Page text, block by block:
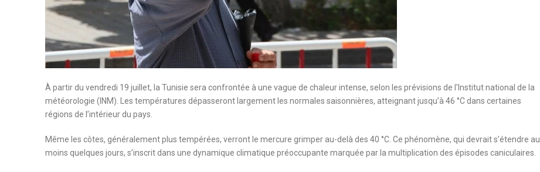
À partir du vendredi 19 juillet, la Tunisie sera confrontée à une vague de chaleur intense, selon les prévisions de l’Institut national de la
météorologie (INM). Les températures dépasseront largement les normales saisonnières, atteignant jusqu’à 46 °C dans certaines
régions de l’intérieur du pays.
Même les côtes, généralement plus tempérées, verront le mercure grimper au-delà des 40 °C. Ce phénomène, qui devrait s’étendre au
moins quelques jours, s’inscrit dans une dynamique climatique préoccupante marquée par la multiplication des épisodes caniculaires.